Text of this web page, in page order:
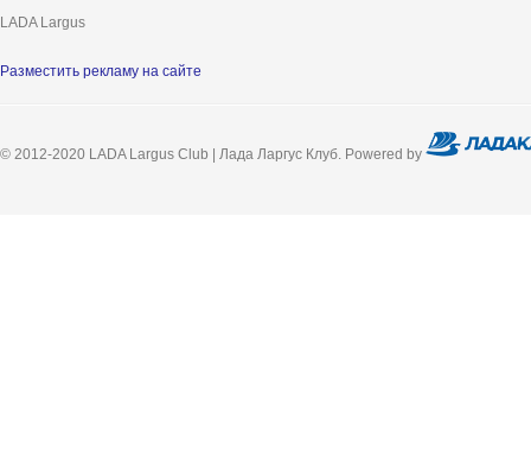
LADA Largus
Разместить рекламу на сайте
© 2012-2020 LADA Largus Club | Лада Ларгус Клуб. Powered by